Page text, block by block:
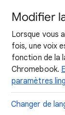
Modifier
Lorsque vous
fois, une voix
fonction de la
Chromebook.
paramètres
Changer de